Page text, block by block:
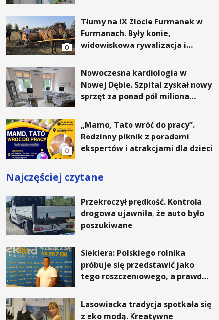
Tłumy na IX Zlocie Furmanek w
Furmanach. Były konie,
widowiskowa rywalizacja i
Nowoczesna kardiologia w
Nowej Dębie. Szpital zyskał nowy
sprzęt za ponad pół miliona
„Mamo, Tato wróć do pracy”.
Rodzinny piknik z poradami
ekspertów i atrakcjami dla dzieci
Najczęściej czytane
Przekroczył prędkość. Kontrola
drogowa ujawniła, że auto było
poszukiwane
Siekiera: Polskiego rolnika
próbuje się przedstawić jako
tego roszczeniowego, a prawda
Lasowiacka tradycja spotkała się
z eko modą. Kreatywne